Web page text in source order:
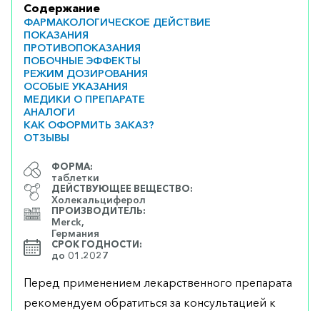
Содержание
ФАРМАКОЛОГИЧЕСКОЕ ДЕЙСТВИЕ
ПОКАЗАНИЯ
ПРОТИВОПОКАЗАНИЯ
ПОБОЧНЫЕ ЭФФЕКТЫ
РЕЖИМ ДОЗИРОВАНИЯ
ОСОБЫЕ УКАЗАНИЯ
МЕДИКИ О ПРЕПАРАТЕ
АНАЛОГИ
КАК ОФОРМИТЬ ЗАКАЗ?
ОТЗЫВЫ
ФОРМА:
таблетки
ДЕЙСТВУЮЩЕЕ ВЕЩЕСТВО:
Холекальциферол
ПРОИЗВОДИТЕЛЬ:
Merck,
Германия
СРОК ГОДНОСТИ:
до 01.2027
Перед применением лекарственного препарата
рекомендуем обратиться за консультацией к